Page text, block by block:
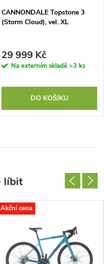
CANNONDALE Topstone 3
(Storm Cloud), vel. XL
29 999 Kč
Na externím skladě >3 ks
DO KOŠÍKU
Akční cena